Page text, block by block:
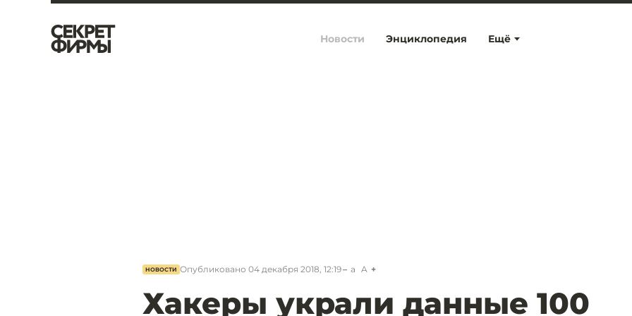
Ещё
Новости Энциклопедия
НОВОСТИ Опубликовано 04 декабря 2018, 12:19 a A
Хакеры украли данные 100